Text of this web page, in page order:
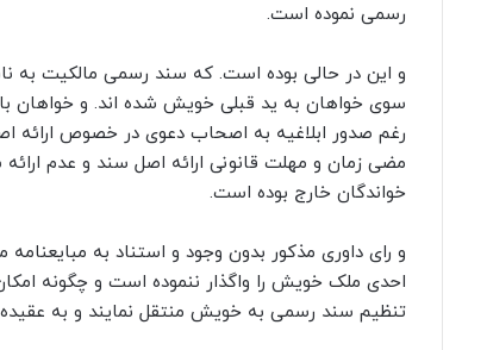
رسمی نموده است.
و این در حالی بوده است. که سند رسمی مالکیت به
سوی خواهان به ید قبلی خویش شده اند. و خواهان
رغم صدور ابلاغیه به اصحاب دعوی در خصوص ارائه
مضی زمان و مهلت قانونی ارائه اصل سند و عدم ارائه
خواندگان خارج بوده است.
و رای داوری مذکور بدون وجود و استناد به
احدی ملک خویش را واگذار ننموده است و چگونه امکان
تنظیم سند رسمی به خویش منتقل نمایند و به